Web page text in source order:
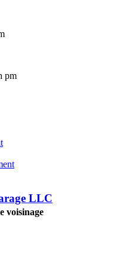
pm
LLC
voisinage